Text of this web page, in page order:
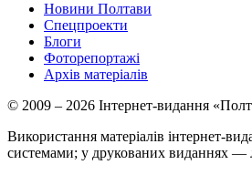
Новини Полтави
Спецпроекти
Блоги
Фоторепортажі
Архів матеріалів
© 2009 – 2026 Інтернет-видання
Використання матеріалів інтернет-
системами; у друкованих виданнях —